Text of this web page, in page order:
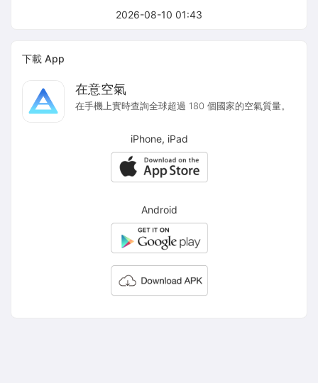
2026-08-10 01:43
下載 App
在意空氣
在手機上實時查詢全球超過 180 個國家的空氣質量。
iPhone, iPad
Android